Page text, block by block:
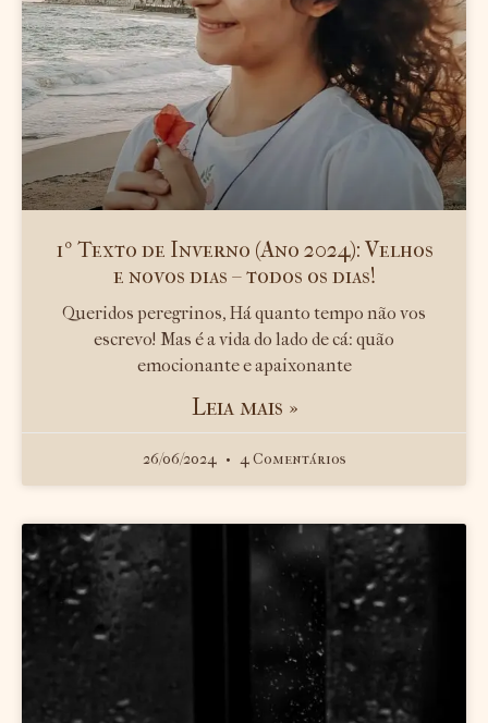
1º Texto de Inverno (Ano 2024): Velhos
e novos dias – todos os dias!
Queridos peregrinos, Há quanto tempo não vos
escrevo! Mas é a vida do lado de cá: quão
emocionante e apaixonante
Leia mais »
26/06/2024 4 Comentários